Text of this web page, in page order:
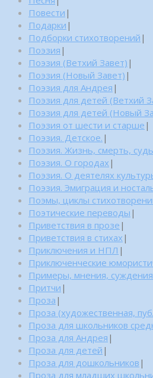
Повести |
Подарки |
Подборки стихотворений |
Поэзия |
Поэзия (Ветхий Завет) |
Поэзия (Новый Завет) |
Поэзия для Андрея |
Поэзия для детей (Ветхий
Поэзия для детей (Новый
Поэзия от шести и старше |
Поэзия. Детское. |
Поэзия. Жизнь, смерть,
Поэзия. О городах |
Поэзия. О деятелях
Поэзия. Эмиграция и
Поэмы, циклы
Поэтические переводы |
Приветствия в прозе |
Приветствия в стихах |
Приключения и НПЛ |
Приключенческие
Примеры, мнения, суждения
Притчи |
Проза |
Проза (художественная,
Проза для школьников
Проза для Андрея |
Проза для детей |
Проза для дошкольников |
Проза для младших